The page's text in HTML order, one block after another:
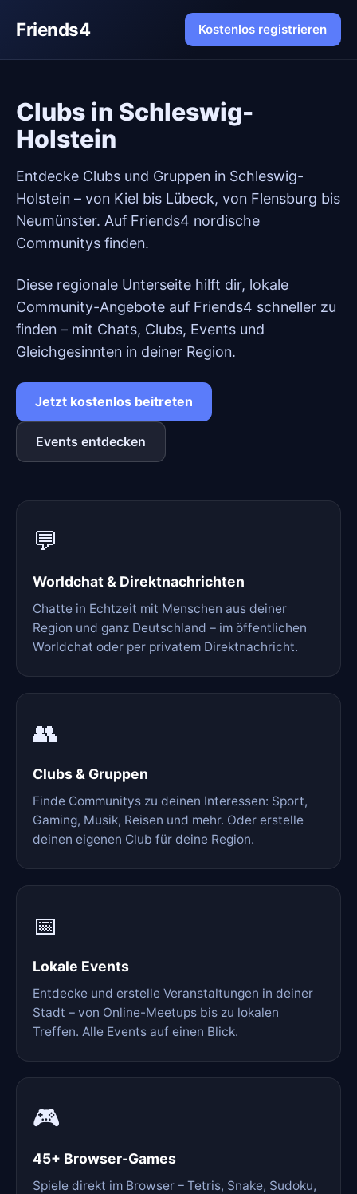
Friends4 Kostenlos registrieren
Clubs in Schleswig-
Holstein
Entdecke Clubs und Gruppen in Schleswig-
Holstein – von Kiel bis Lübeck, von Flensburg bis
Neumünster. Auf Friends4 nordische
Communitys finden.
Diese regionale Unterseite hilft dir, lokale
Community-Angebote auf Friends4 schneller zu
finden – mit Chats, Clubs, Events und
Gleichgesinnten in deiner Region.
Jetzt kostenlos beitreten
Events entdecken
💬
Worldchat & Direktnachrichten
Chatte in Echtzeit mit Menschen aus deiner
Region und ganz Deutschland – im öffentlichen
Worldchat oder per privatem Direktnachricht.
👥
Clubs & Gruppen
Finde Communitys zu deinen Interessen: Sport,
Gaming, Musik, Reisen und mehr. Oder erstelle
deinen eigenen Club für deine Region.
📅
Lokale Events
Entdecke und erstelle Veranstaltungen in deiner
Stadt – von Online-Meetups bis zu lokalen
Treffen. Alle Events auf einen Blick.
🎮
45+ Browser-Games
Spiele direkt im Browser – Tetris, Snake, Sudoku,